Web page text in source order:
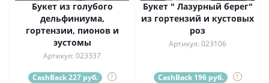
Букет из голубого
дельфиниума,
гортензии, пионов и
эустомы
Артикул: 023337
CashBack 227 руб. ?
Букет " Лазурный берег"
из гортензий и кустовых
роз
Артикул: 023106
CashBack 196 руб. ?